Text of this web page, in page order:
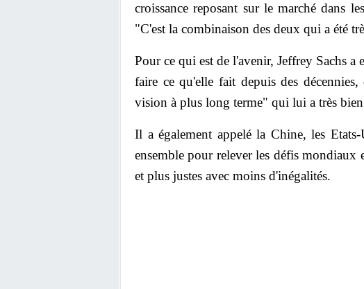
croissance reposant sur le marché dans
"C'est la combinaison des deux qui a été
Pour ce qui est de l'avenir, Jeffrey Sachs
faire ce qu'elle fait depuis des
vision à plus long terme" qui lui a très
Il a également appelé la Chine, les
ensemble pour relever les défis mondiaux
et plus justes avec moins d'inégalités.